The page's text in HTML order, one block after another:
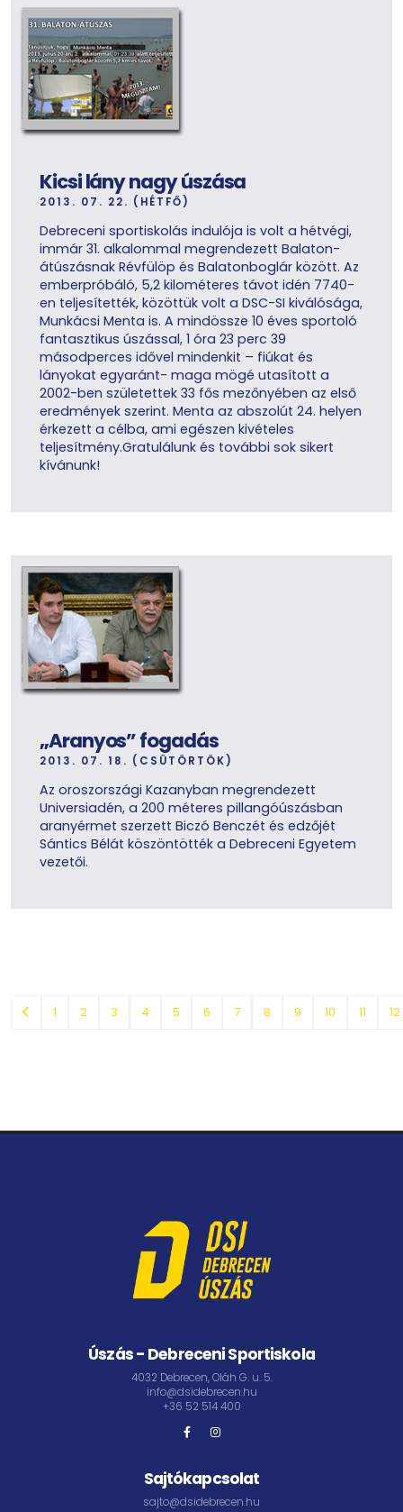
Kicsi lány nagy úszása
2013. 07. 22. (HÉTFŐ)
Debreceni sportiskolás indulója is volt a hétvégi,
immár 31. alkalommal megrendezett Balaton-
átúszásnak Révfülöp és Balatonboglár között. Az
emberpróbáló, 5,2 kilométeres távot idén 7740-
en teljesítették, közöttük volt a DSC-SI kiválósága,
Munkácsi Menta is. A mindössze 10 éves sportoló
fantasztikus úszással, 1 óra 23 perc 39
másodperces idővel mindenkit – fiúkat és
lányokat egyaránt- maga mögé utasított a
2002-ben születettek 33 fős mezőnyében az első
eredmények szerint. Menta az abszolút 24. helyen
érkezett a célba, ami egészen kivételes
teljesítmény.Gratulálunk és további sok sikert
kívánunk!
„Aranyos” fogadás
2013. 07. 18. (CSÜTÖRTÖK)
Az oroszországi Kazanyban megrendezett
Universiadén, a 200 méteres pillangóúszásban
aranyérmet szerzett Biczó Benczét és edzőjét
Sántics Bélát köszöntötték a Debreceni Egyetem
vezetői.
1 2 3 4 5 6 7 8 9 10 11 12
Úszás - Debreceni Sportiskola
4032 Debrecen, Oláh G. u. 5.
info@dsidebrecen.hu
+36 52 514 400
Sajtókapcsolat
sajto@dsidebrecen.hu